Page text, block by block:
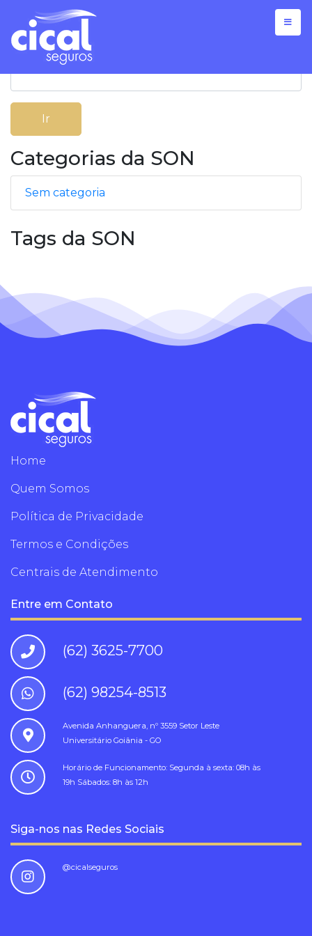
Seguro Viagem
Seu destino com tranquilidade e segurança.
Ir
Categorias da SON
Sem categoria
Tags da SON
Home
Quem Somos
Política de Privacidade
Termos e Condições
Centrais de Atendimento
Entre em Contato
(62) 3625-7700
(62) 98254-8513
Avenida Anhanguera, nº 3559 Setor Leste
Universitário Goiânia - GO
Horário de Funcionamento: Segunda à sexta: 08h às
19h Sábados: 8h às 12h
Siga-nos nas Redes Sociais
@cicalseguros